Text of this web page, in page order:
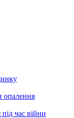
опалення
час війни